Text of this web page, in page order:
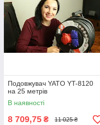
Подовжувач YATO YT-8120
на 25 метрів
В наявності
8 709,75 ₴ 11 025 ₴